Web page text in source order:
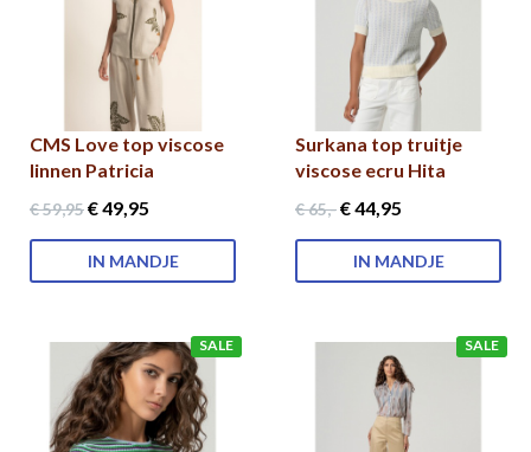
CMS Love top viscose
linnen Patricia
€ 59,95€ 49,95
IN MANDJE
Surkana top truitje
viscose ecru Hita
€ 65,-€ 44,95
IN MANDJE
SALE SALE